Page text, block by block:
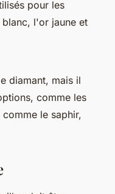
pour les
l'or jaune et
diamant, mais il
comme les
le saphir,